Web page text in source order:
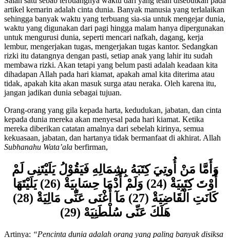
Salah satu sebab terbuangnya waktu dari yang telah disebutkan pada
artikel kemarin adalah cinta dunia. Banyak manusia yang terlalaikan
sehingga banyak waktu yang terbuang sia-sia untuk mengejar dunia,
waktu yang digunakan dari pagi hingga malam hanya dipergunakan
untuk mengurusi dunia, seperti mencari nafkah, dagang, kerja
lembur, mengerjakan tugas, mengerjakan tugas kantor. Sedangkan
rizki itu datangnya dengan pasti, setiap anak yang lahir itu sudah
membawa rizki. Akan tetapi yang belum pasti adalah keadaan kita
dihadapan Allah pada hari kiamat, apakah amal kita diterima atau
tidak, apakah kita akan masuk surga atau neraka. Oleh karena itu,
Orang-orang yang gila kepada harta, kedudukan, jabatan, dan cinta
kepada dunia mereka akan menyesal pada hari kiamat. Ketika
mereka diberikan catatan amalnya dari sebelah kirinya, semua
kekuasaan, jabatan, dan hartanya tidak bermanfaat di akhirat. Allah
وَأَمَّا مَنْ أُوتِيَ كِتَبَهُ بِشِمَالِهِ فَيَقُوْلُ يَلَيْتَنِى لَمْ
أُوْتَ كِتَبِيَةْ (24) وَلَمْ أَدْمَا حِسَابِيَةْ (26) يَلَيْتَهَا
كَانَتِ الْقَاضِيَةْ (27) مَآ أَغْنَى عَنِّى مَالِيَةْ (28)
هَلَكَ عَنِّى سُلْطَنِيَهْ (29)